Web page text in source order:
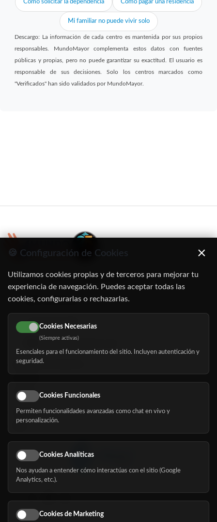
Cómo solicitar la dependencia Cómo pagar una residencia
Mi familiar no puede vivir solo
Descargo: La información de cada centro es mantenida por sus propios
responsables. MundoMayor complementa estos datos con fuentes
públicas y propias, pero no puede garantizar su exactitud. El usuario es
responsable de sus decisiones. Solo los centros marcados como
"Verificados" han sido validados por MundoMayor.
C/ Oruro, 11. 28016 Madrid
91 345 06 26
616 113 103
hola@mundomayor.com
Buscador de residencias
Eventos
Nosotros
Síguenos
🍪 Configuración de Cookies ×
Utilizamos cookies propias y de terceros para mejorar tu
experiencia de navegación. Puedes aceptar todas las
cookies, configurarlas o rechazarlas.
Cookies Necesarias
(Siempre activas)
Esenciales para el funcionamiento del sitio. Incluyen autenticación y
seguridad.
Cookies Funcionales
Permiten funcionalidades avanzadas como chat en vivo y
personalización.
Cookies Analíticas
Nos ayudan a entender cómo interactúas con el sitio (Google
Analytics, etc.).
Cookies de Marketing